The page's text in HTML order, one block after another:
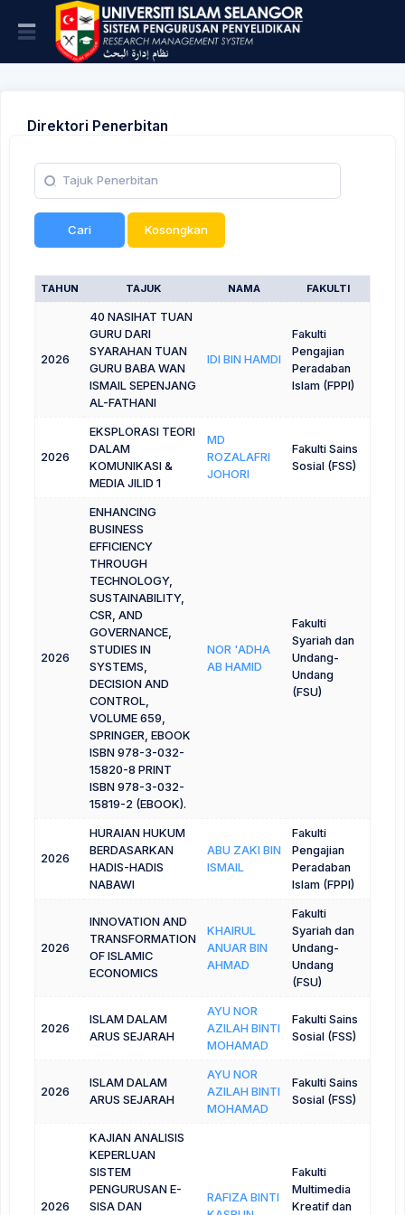
Direktori Penerbitan
Cari Kosongkan
TAHUN TAJUK NAMA FAKULTI
2026
40 NASIHAT TUAN
GURU DARI
SYARAHAN TUAN
GURU BABA WAN
ISMAIL SEPENJANG
AL-FATHANI
IDI BIN HAMDI
Fakulti
Pengajian
Peradaban
Islam (FPPI)
2026
EKSPLORASI TEORI
DALAM
KOMUNIKASI &
MEDIA JILID 1
MD
ROZALAFRI
JOHORI
Fakulti Sains
Sosial (FSS)
2026
ENHANCING
BUSINESS
EFFICIENCY
THROUGH
TECHNOLOGY,
SUSTAINABILITY,
CSR, AND
GOVERNANCE,
STUDIES IN
SYSTEMS,
DECISION AND
CONTROL,
VOLUME 659,
SPRINGER, EBOOK
ISBN 978-3-032-
15820-8 PRINT
ISBN 978-3-032-
15819-2 (EBOOK).
NOR 'ADHA
AB HAMID
Fakulti
Syariah dan
Undang-
Undang
(FSU)
2026
HURAIAN HUKUM
BERDASARKAN
HADIS-HADIS
NABAWI
ABU ZAKI BIN
ISMAIL
Fakulti
Pengajian
Peradaban
Islam (FPPI)
2026
INNOVATION AND
TRANSFORMATION
OF ISLAMIC
ECONOMICS
KHAIRUL
ANUAR BIN
AHMAD
Fakulti
Syariah dan
Undang-
Undang
(FSU)
2026
ISLAM DALAM
ARUS SEJARAH
AYU NOR
AZILAH BINTI
MOHAMAD
Fakulti Sains
Sosial (FSS)
2026
ISLAM DALAM
ARUS SEJARAH
AYU NOR
AZILAH BINTI
MOHAMAD
Fakulti Sains
Sosial (FSS)
2026
KAJIAN ANALISIS
KEPERLUAN
SISTEM
PENGURUSAN E-
SISA DAN
RAFIZA BINTI
Fakulti
Multimedia
Kreatif dan